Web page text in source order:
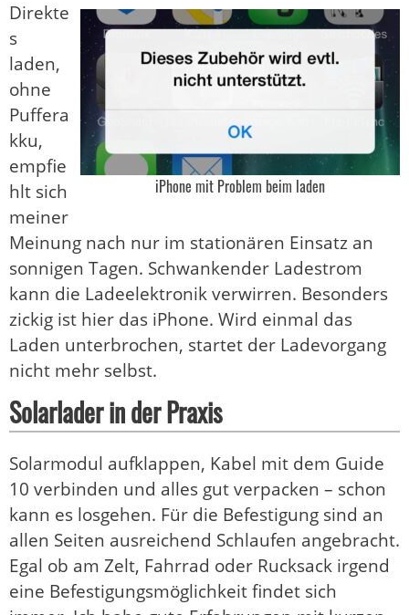
iPhone mit Problem beim laden
Direkte
s
laden,
ohne
Puffera
kku,
empfie
hlt sich
meiner
Meinung nach nur im stationären Einsatz an
sonnigen Tagen. Schwankender Ladestrom
kann die Ladeelektronik verwirren. Besonders
zickig ist hier das iPhone. Wird einmal das
Laden unterbrochen, startet der Ladevorgang
nicht mehr selbst.
Solarlader in der Praxis
Solarmodul aufklappen, Kabel mit dem Guide
10 verbinden und alles gut verpacken – schon
kann es losgehen. Für die Befestigung sind an
allen Seiten ausreichend Schlaufen angebracht.
Egal ob am Zelt, Fahrrad oder Rucksack irgend
eine Befestigungsmöglichkeit findet sich